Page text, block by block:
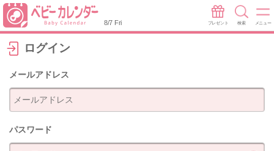
8/7 Fri プレゼント 検索 メニュー
ログイン
メールアドレス
パスワード